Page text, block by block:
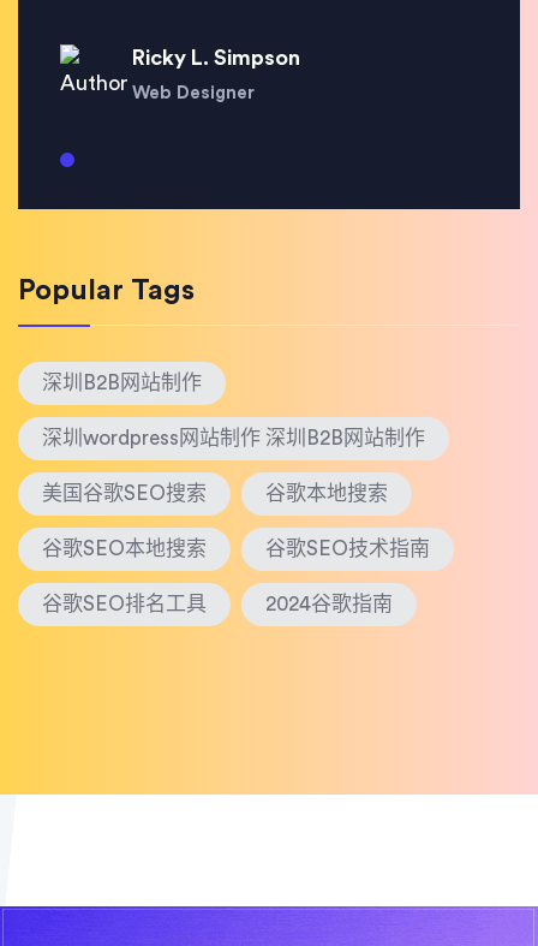
Ricky L. Simpson
Web Designer
Popular Tags
深圳B2B网站制作
深圳wordpress网站制作 深圳B2B网站制作
美国谷歌SEO搜索 谷歌本地搜索
谷歌SEO本地搜索 谷歌SEO技术指南
谷歌SEO排名工具 2024谷歌指南